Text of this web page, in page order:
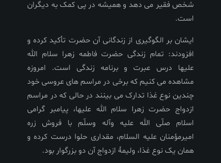
شخص فقیر می دهد و همیشه در پی کمک به دیگران
است.
ایشان بر الگوگیری از زندگانی آن حضرت تأکید کرده و
افزودند: تمام زندگی حضرت فاطمه زهرا سلام الله
علیها درس عبرت و برنامه زندگی است. امروزه
مشاهده می کنیم که برخی در مراسم های عروسی خود
چندین نوع غذا تدارک می بینند در حالی که در مراسم
ازدواج حضرت زهرا سلام الله علیها، پیامبر گرامی
اسلام صلّی الله علیه وآله وسلّم با فروش زره
امیرمؤمنان علیه السلام، مقداری حلوا درست کرده و
همان یک نوع غذا، ولیمۀ ازدواج آن دو بزرگوار بود.